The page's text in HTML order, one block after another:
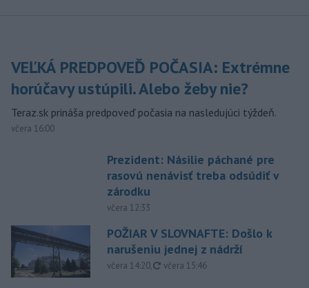
VEĽKÁ PREDPOVEĎ POČASIA: Extrémne
horúčavy ustúpili. Alebo žeby nie?
Teraz.sk prináša predpoveď počasia na nasledujúci týždeň.
včera 16:00
Prezident: Násilie páchané pre
rasovú nenávisť treba odsúdiť v
zárodku
včera 12:33
POŽIAR V SLOVNAFTE: Došlo k
narušeniu jednej z nádrží
včera 14:20, aktualizované
včera 15:46